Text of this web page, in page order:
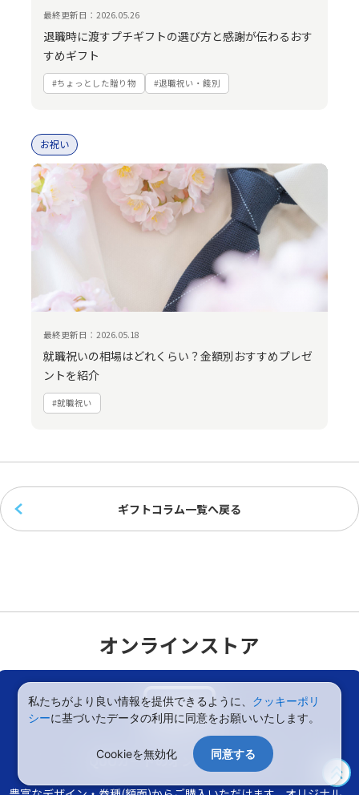
最終更新日：2026.05.26
退職時に渡すプチギフトの選び方と感謝が伝わるおす
すめギフト
#ちょっとした贈り物 #退職祝い・餞別
お祝い
最終更新日：2026.05.18
就職祝いの相場はどれくらい？金額別おすすめプレゼ
ントを紹介
#就職祝い
ギフトコラム一覧へ戻る
オンラインストア
QUOカードのオンラインストア
私たちがより良い情報を提供できるように、 クッキーポリ
シーに基づいたデータの利用に同意をお願いいたします。
Cookieを無効化 同意する